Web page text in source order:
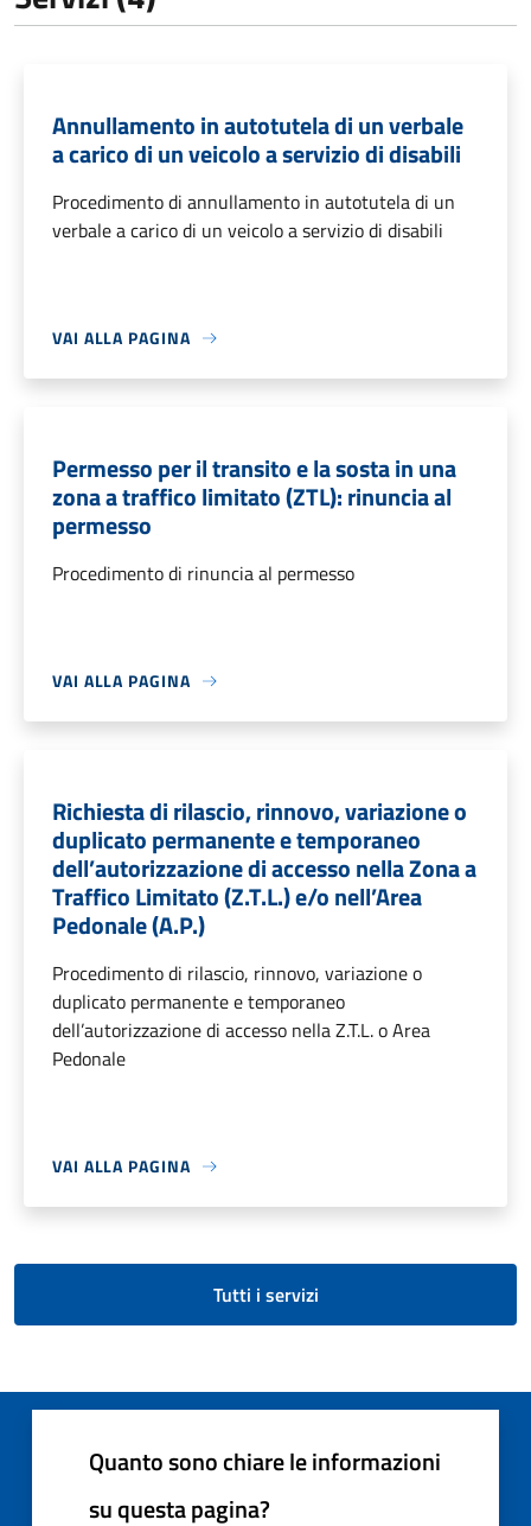
Annullamento in autotutela di un verbale
a carico di un veicolo a servizio di disabili
Procedimento di annullamento in autotutela di un
verbale a carico di un veicolo a servizio di disabili
VAI ALLA PAGINA
Permesso per il transito e la sosta in una
zona a traffico limitato (ZTL): rinuncia al
permesso
Procedimento di rinuncia al permesso
VAI ALLA PAGINA
Richiesta di rilascio, rinnovo, variazione o
duplicato permanente e temporaneo
dell’autorizzazione di accesso nella Zona a
Traffico Limitato (Z.T.L.) e/o nell’Area
Pedonale (A.P.)
Procedimento di rilascio, rinnovo, variazione o
duplicato permanente e temporaneo
dell’autorizzazione di accesso nella Z.T.L. o Area
Pedonale
VAI ALLA PAGINA
Tutti i servizi
Quanto sono chiare le informazioni
su questa pagina?